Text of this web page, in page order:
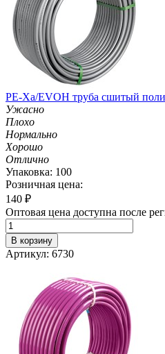
PE-Xa/EVOH труба сшитый
Ужасно
Плохо
Нормально
Хорошо
Отлично
Упаковка: 100
Розничная цена:
140 ₽
Оптовая цена доступна после
В корзину
Артикул: 6730